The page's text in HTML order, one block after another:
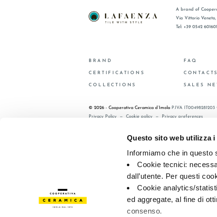
Questo sito web utilizza i
Informiamo che in questo
Cookie tecnici:
dall’utente. Per questi
Cookie analytics/
ed aggregate, al fine di
consenso.
A brand of
Via Vittorio
Tel: +39 0542 601601
BRAND
CERTIFICATIONS
COLLECTIONS
FAQ
SALES
© 2026 - Cooperativa Ceramica d’Imola P.IVA
Privacy Policy —Cookie policy — Privacy preferences